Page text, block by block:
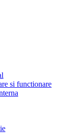
si functionare